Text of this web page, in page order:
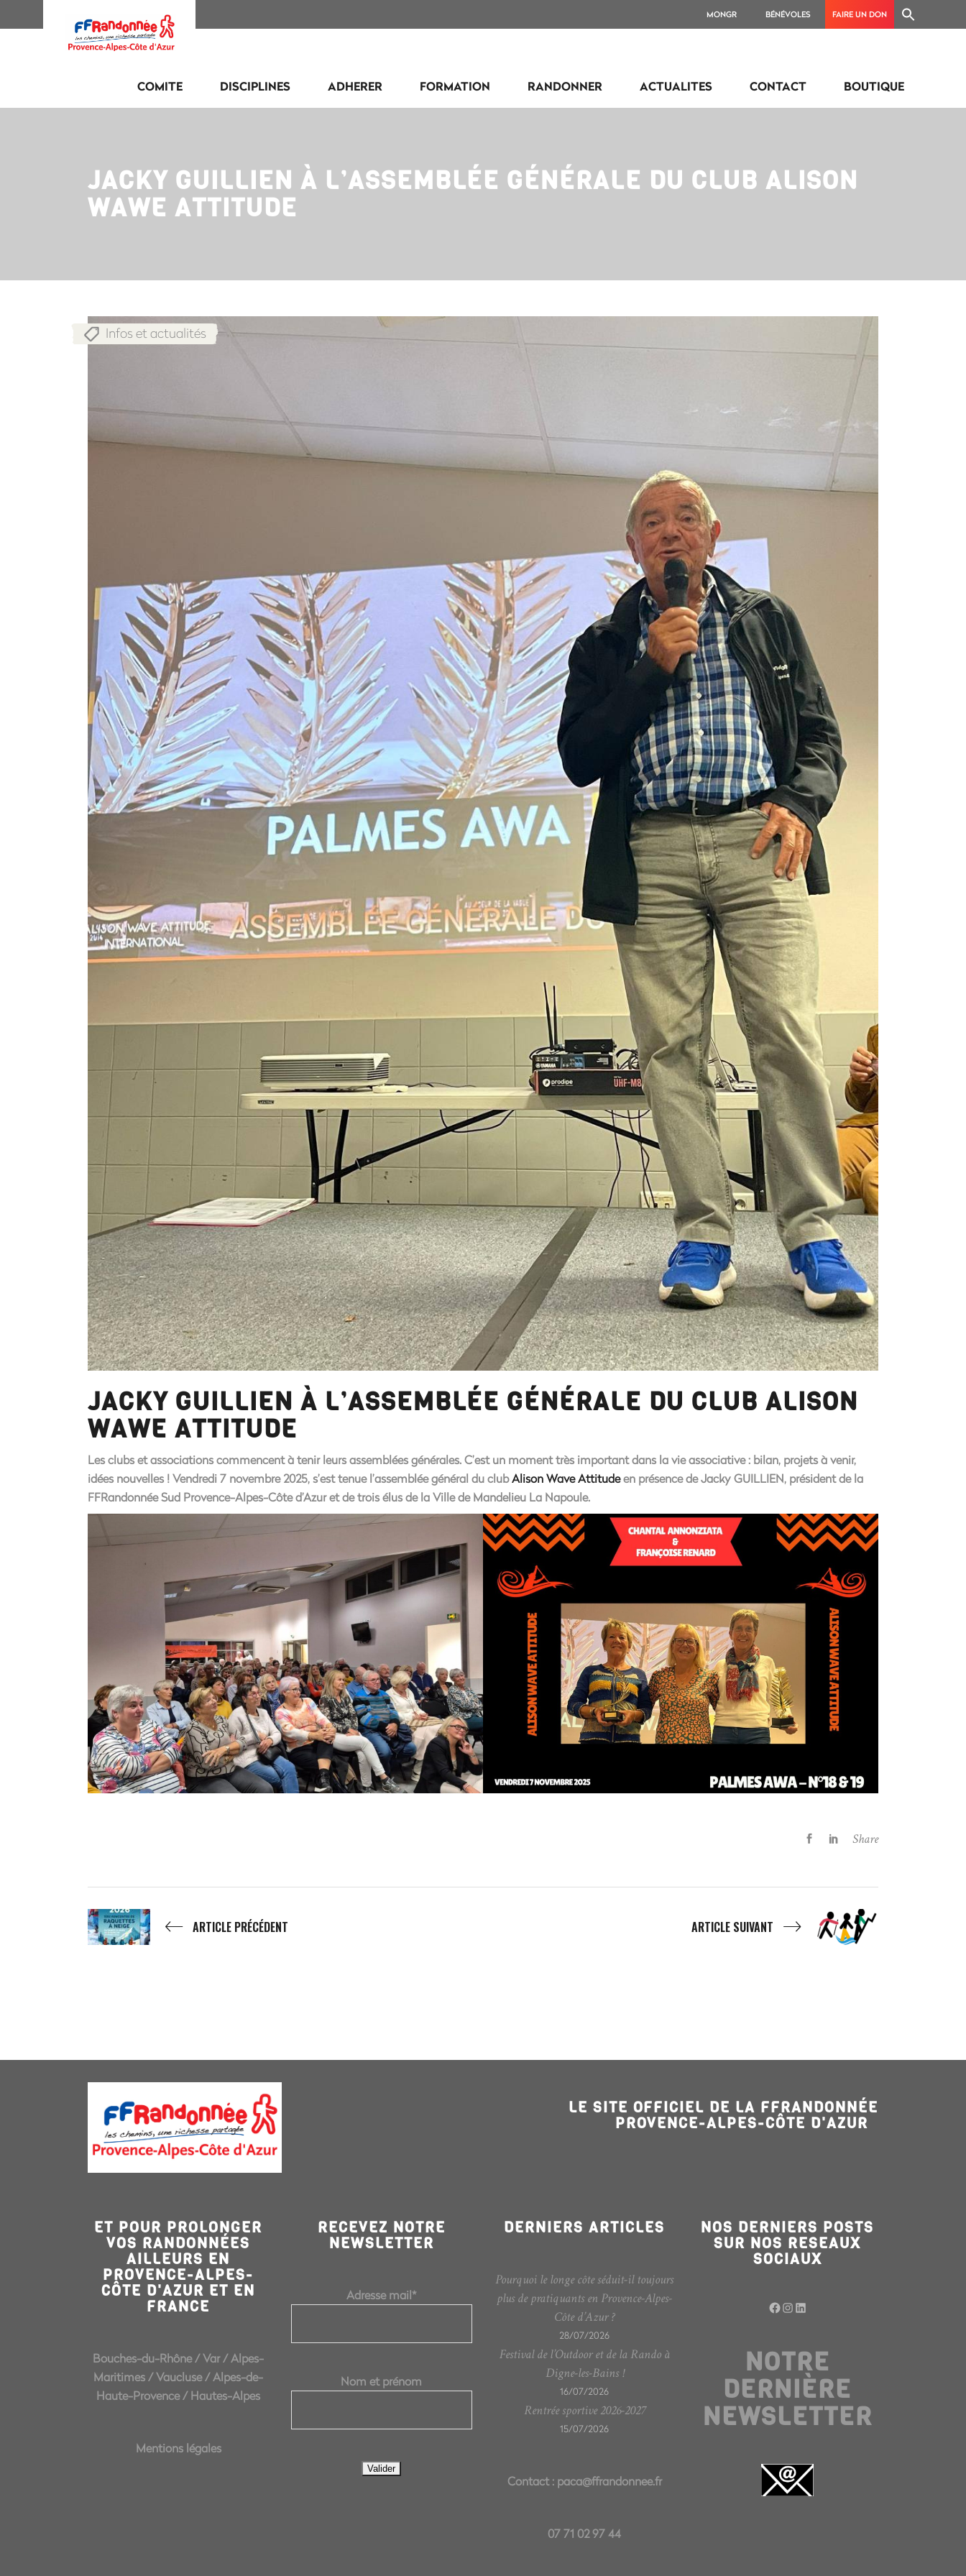
MONGR BÉNÉVOLES FAIRE UN DON
COMITE DISCIPLINES ADHERER FORMATION RANDONNER ACTUALITES CONTACT BOUTIQUE
JACKY GUILLIEN À L’ASSEMBLÉE GÉNÉRALE DU CLUB ALISON
WAWE ATTITUDE
Infos et actualités
JACKY GUILLIEN À L’ASSEMBLÉE GÉNÉRALE DU CLUB ALISON
WAWE ATTITUDE
Les clubs et associations commencent à tenir leurs assemblées générales. C’est un moment très important dans la vie associative : bilan, projets à venir,
idées nouvelles ! Vendredi 7 novembre 2025, s’est tenue l’assemblée général du clubAlison Wave Attitudeen présence de Jacky GUILLIEN, président de la
FFRandonnée Sud Provence-Alpes-Côte d’Azur et de trois élus de la Ville de Mandelieu La Napoule.
Share
ARTICLE PRÉCÉDENT ARTICLE SUIVANT
LE SITE OFFICIEL DE LA FFRANDONNÉE
PROVENCE-ALPES-CÔTE D'AZUR
ET POUR PROLONGER
VOS RANDONNÉES
AILLEURS EN
PROVENCE-ALPES-
CÔTE D'AZUR ET EN
FRANCE
Bouches-du-Rhône/Var /Alpes-
Maritimes /Vaucluse/Alpes-de-
Haute-Provence/Hautes-Alpes
Mentions légales
RECEVEZ NOTRE
NEWSLETTER
Adresse mail*
Nom et prénom
DERNIERS ARTICLES
Pourquoi le longe côte séduit-il toujours
plus de pratiquants en Provence-Alpes-
Côte d’Azur ?
28/07/2026
Festival de l’Outdoor et de la Rando à
Digne-les-Bains !
16/07/2026
Rentrée sportive 2026-2027
15/07/2026
Contact : paca@ffrandonnee.fr
07 71 02 97 44
NOS DERNIERS POSTS
SUR NOS RESEAUX
SOCIAUX
Facebook
Instagram
LinkedIn
NOTRE
DERNIÈRE
NEWSLETTER